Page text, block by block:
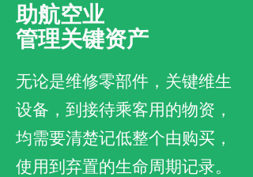
助航空业
管理关键资产
无论是维修零部件，关键维生
设备，到接待乘客用的物资，
均需要清楚记低整个由购买，
使用到弃置的生命周期记录。